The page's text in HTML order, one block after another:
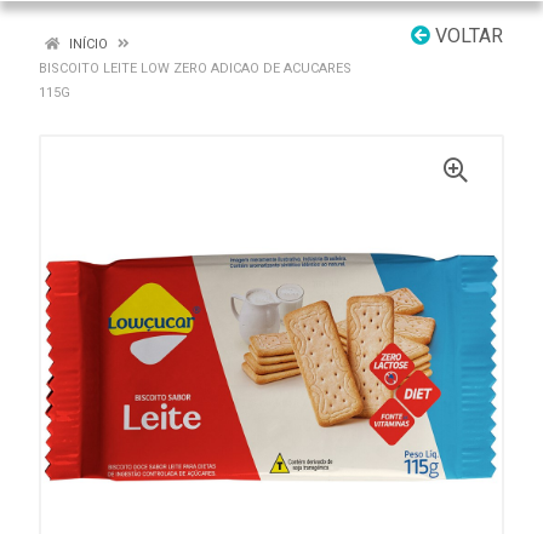
VOLTAR
INÍCIO
BISCOITO LEITE LOW ZERO ADICAO DE ACUCARES
115G